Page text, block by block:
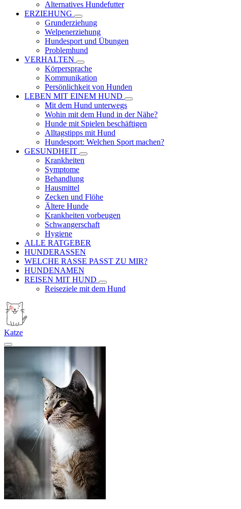
Alternatives Hundefutter
ERZIEHUNG
Grunderziehung
Welpenerziehung
Hundesport und Übungen
Problemhund
VERHALTEN
Körpersprache
Kommunikation
Persönlichkeit von Hunden
LEBEN MIT EINEM HUND
Mit dem Hund unterwegs
Wohin mit dem Hund in der Nähe?
Hunde mit Spielen beschäftigen
Alltagstipps mit Hund
Hundesport: Welchen Sport machen?
GESUNDHEIT
Krankheiten
Symptome
Behandlung
Hausmittel
Zecken und Flöhe
Ältere Hunde
Krankheiten vorbeugen
Schwangerschaft
Hygiene
ALLE RATGEBER
HUNDERASSEN
WELCHE RASSE PASST ZU MIR?
HUNDENAMEN
REISEN MIT HUND
Reiseziele mit dem Hund
Katze